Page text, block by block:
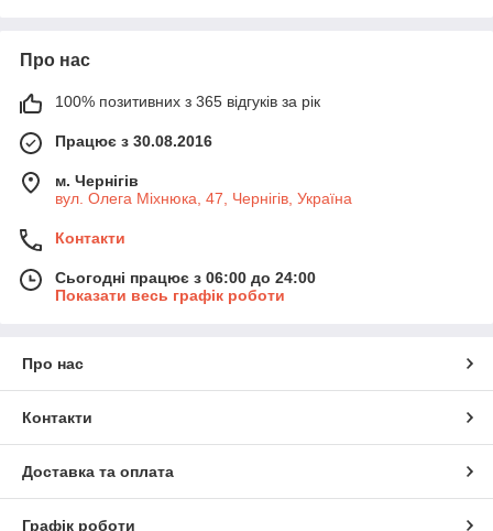
Про нас
100% позитивних з 365 відгуків за рік
Працює з 30.08.2016
м. Чернігів
вул. Олега Міхнюка, 47, Чернігів, Україна
Контакти
Сьогодні працює з 06:00 до 24:00
Показати весь графік роботи
Про нас
Контакти
Доставка та оплата
Графік роботи